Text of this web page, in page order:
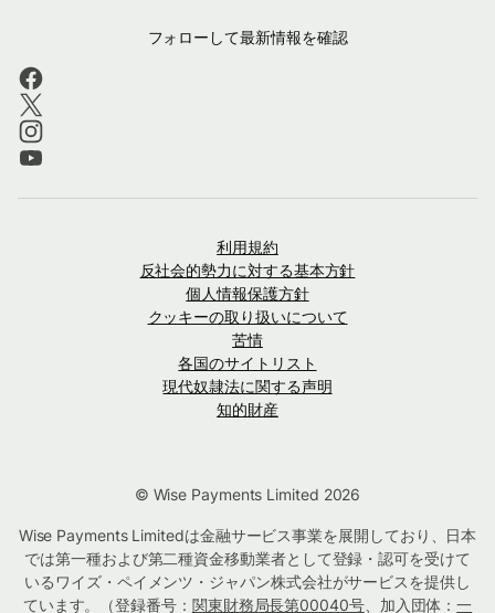
フォローして最新情報を確認
利用規約
反社会的勢力に対する基本方針
個人情報保護方針
クッキーの取り扱いについて
苦情
各国のサイトリスト
現代奴隷法に関する声明
知的財産
© Wise Payments Limited 2026
Wise Payments Limitedは金融サービス事業を展開しており、日本
では第一種および第二種資金移動業者として登録・認可を受けて
いるワイズ・ペイメンツ・ジャパン株式会社がサービスを提供し
ています。（登録番号： 関東財務局長第00040号、加入団体：一